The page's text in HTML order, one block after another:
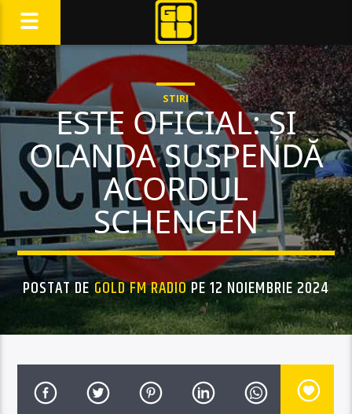
STIRI
ESTE OFICIAL: ȘI
OLANDA SUSPENDĂ
ACORDUL
SCHENGEN
POSTAT DEGOLD FM RADIOPE 12 NOIEMBRIE 2024